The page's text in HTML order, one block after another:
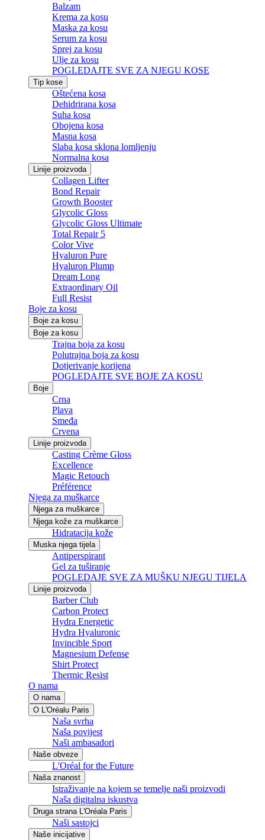
Balzam
Krema za kosu
Maska za kosu
Serum za kosu
Sprej za kosu
Ulje za kosu
POGLEDAJTE SVE ZA NJEGU KOSE
Tip kose
Oštećena kosa
Dehidrirana kosa
Suha kosa
Obojena kosa
Masna kosa
Slaba kosa sklona lomljenju
Normalna kosa
Linije proizvoda
Collagen Lifter
Bond Repair
Growth Booster
Glycolic Gloss
Glycolic Gloss Ultimate
Total Repair 5
Color Vive
Hyaluron Pure
Hyaluron Plump
Dream Long
Extraordinary Oil
Full Resist
Boje za kosu
Boje za kosu
Boje za kosu
Trajna boja za kosu
Polutrajna boja za kosu
Dotjerivanje korijena
POGLEDAJTE SVE BOJE ZA KOSU
Boje
Crna
Plava
Smeđa
Crvena
Linije proizvoda
Casting Crème Gloss
Excellence
Magic Retouch
Préférence
Njega za muškarce
Njega za muškarce
Njega kože za muškarce
Hidratacija kože
Muska njega tijela
Antiperspirant
Gel za tuširanje
POGLEDAJE SVE ZA MUŠKU NJEGU TIJELA
Linije proizvoda
Barber Club
Carbon Protect
Hydra Energetic
Hydra Hyaluronic
Invincible Sport
Magnesium Defense
Shirt Protect
Thermic Resist
O nama
O nama
O L'Oréalu Paris
Naša svrha
Naša povijest
Naši ambasadori
Naše obveze
L'Oréal for the Future
Naša znanost
Istraživanje na kojem se temelje naši proizvodi
Naša digitalna iskustva
Druga strana L'Oréala Paris
Naši sastojci
Naše inicijative